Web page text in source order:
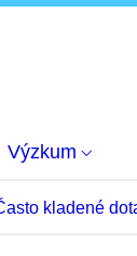
Výzkum
kladené